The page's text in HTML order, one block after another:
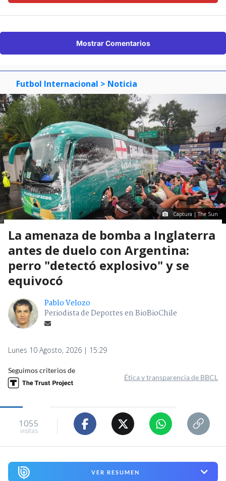
Mostrar Comentarios
Futbol Internacional > Noticia
Captura | The Sun
La amenaza de bomba a Inglaterra
antes de duelo con Argentina:
perro "detectó explosivo" y se
equivocó
Pablo Velozo
Periodista de Deportes en BioBioChile
Lunes 10 Agosto, 2026 | 15:29
Seguimos criterios de
Ética y transparencia de BBCL
1055
visitas
VER RESUMEN